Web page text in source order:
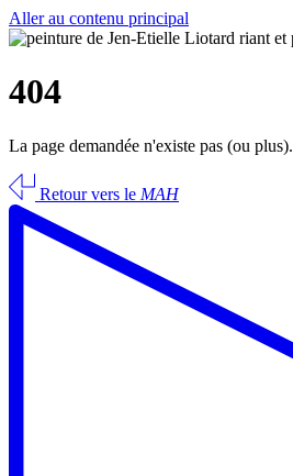
Aller au contenu principal
404
La page demandée n'existe pas (ou plus).
Retour vers le MAH